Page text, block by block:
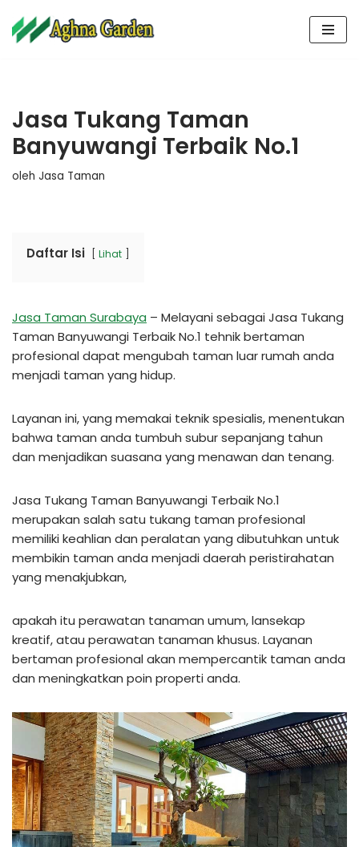
Lompat
Jasa Tukang Taman
Banyuwangi Terbaik No.1
oleh Jasa Taman
Daftar Isi Lihat
Jasa Taman Surabaya – Melayani sebagai Jasa Tukang
Taman Banyuwangi Terbaik No.1 tehnik bertaman
profesional dapat mengubah taman luar rumah anda
menjadi taman yang hidup.
Layanan ini, yang memakai teknik spesialis, menentukan
bahwa taman anda tumbuh subur sepanjang tahun
dan menjadikan suasana yang menawan dan tenang.
Jasa Tukang Taman Banyuwangi Terbaik No.1
merupakan salah satu tukang taman profesional
memiliki keahlian dan peralatan yang dibutuhkan untuk
membikin taman anda menjadi daerah peristirahatan
yang menakjubkan,
apakah itu perawatan tanaman umum, lansekap
kreatif, atau perawatan tanaman khusus. Layanan
bertaman profesional akan mempercantik taman anda
dan meningkatkan poin properti anda.